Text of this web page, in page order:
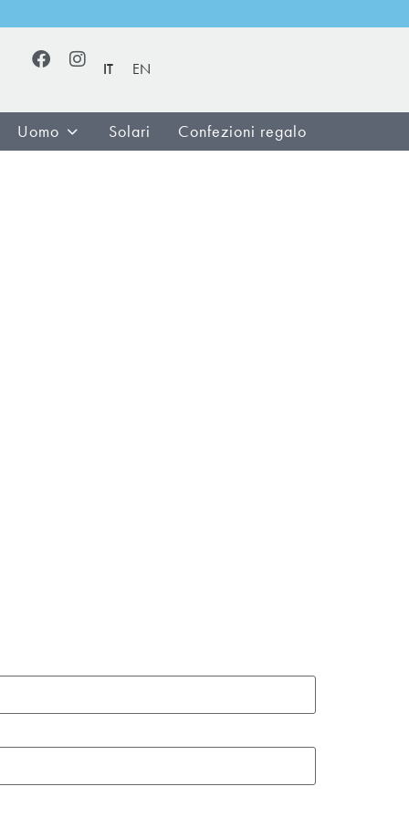
IT EN
Uomo Solari Confezioni regalo